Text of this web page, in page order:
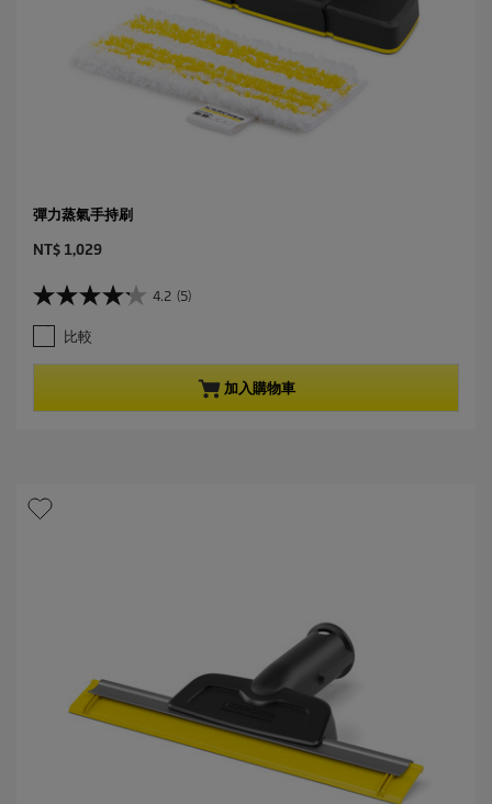
彈力蒸氣手持刷
C
r
e
n
t
r
t
p
NT$ 1,029
4.2 (5)
4
.
2
星
條
評
比較
加入購物車